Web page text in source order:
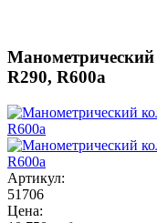
R290, R600a
Артикул:
51706
Цена: